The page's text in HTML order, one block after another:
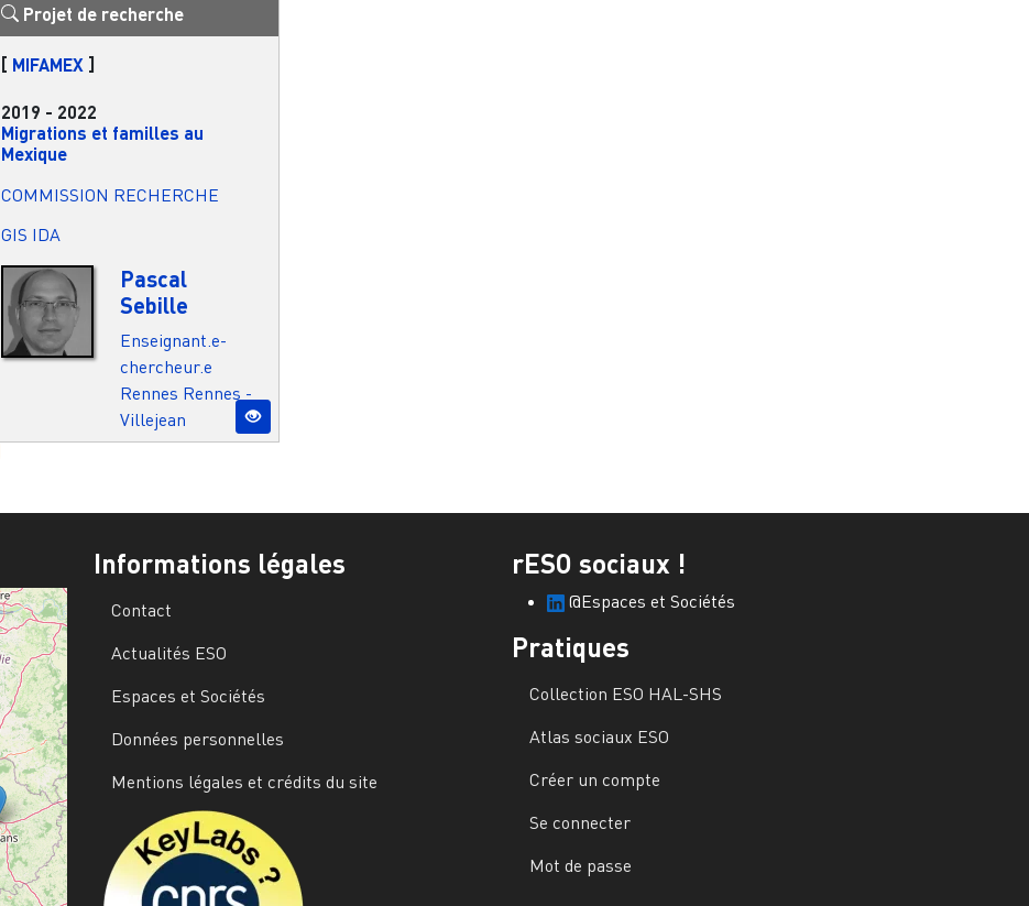
Projet de recherche
[ MIFAMEX ]
2019 - 2022
Migrations et familles au
Mexique
COMMISSION RECHERCHE
GIS IDA
Pascal
Sebille
Enseignant.e-
chercheur.e
Rennes Rennes -
Villejean
Informations légales
Contact
Actualités ESO
Espaces et Sociétés
Données personnelles
Mentions légales et crédits du site
rESO sociaux !
@Espaces et Sociétés
Pratiques
Collection ESO HAL-SHS
Atlas sociaux ESO
Créer un compte
Se connecter
Mot de passe